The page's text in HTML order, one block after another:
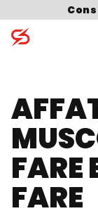
Skip to content
FARE
FARE
Search